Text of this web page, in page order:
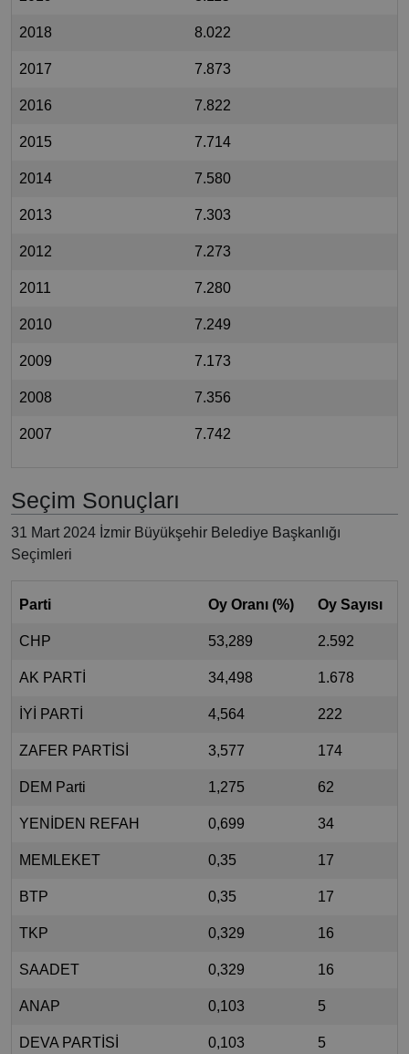
2018 8.022
2017 7.873
2016 7.822
2015 7.714
2014 7.580
2013 7.303
2012 7.273
2011 7.280
2010 7.249
2009 7.173
2008 7.356
2007 7.742
Seçim Sonuçları
31 Mart 2024 İzmir Büyükşehir Belediye Başkanlığı
Seçimleri
Parti Oy Oranı (%) Oy Sayısı
CHP 53,289 2.592
AK PARTİ 34,498 1.678
İYİ PARTİ 4,564 222
ZAFER PARTİSİ 3,577 174
DEM Parti 1,275 62
YENİDEN REFAH 0,699 34
MEMLEKET 0,35 17
BTP 0,35 17
TKP 0,329 16
SAADET 0,329 16
ANAP 0,103 5
DEVA PARTİSİ 0,103 5